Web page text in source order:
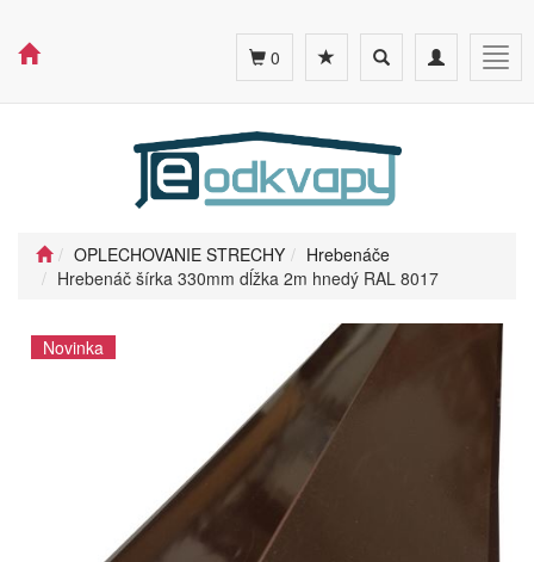
Toggle
navigation
Toggle
search
0
OPLECHOVANIE STRECHY
Hrebenáče
Hrebenáč šírka 330mm dĺžka 2m hnedý RAL 8017
Novinka